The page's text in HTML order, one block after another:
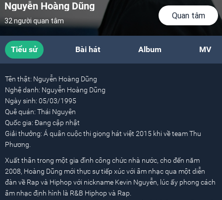
Nguyễn Hoàng Dũng
32 người quan tâm
Quan tâm
Tiểu sử Bài hát Album MV
Tên thật: Nguyễn Hoàng Dũng
Nghệ danh: Nguyễn Hoàng Dũng
Ngày sinh: 05/03/1995
Quê quán: Thái Nguyên
Quốc gia: Đang cập nhật
Giải thưởng: Á quân cuộc thi giọng hát việt 2015 khi về team Thu
Phương.
Xuất thân trong một gia đình công chức nhà nước, cho đến năm
2008, Hoàng Dũng mới thực sự tiếp xúc với âm nhạc qua một diễn
đàn về Rap và Hiphop với nickname Kevin Nguyễn, lúc ấy phong cách
âm nhạc định hình là R&B Hiphop và Rap.